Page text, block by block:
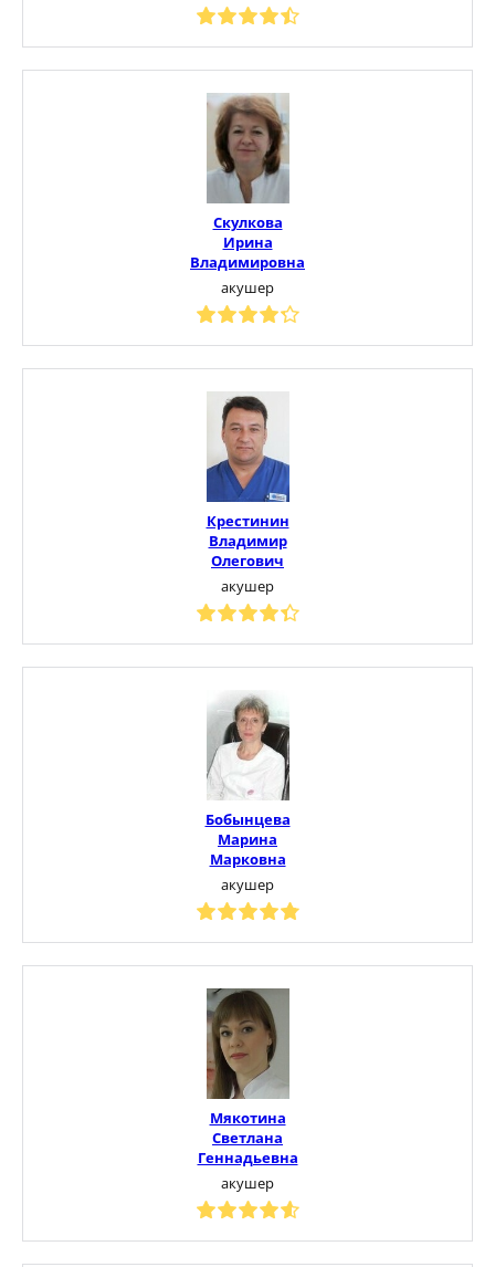
Скулкова
Ирина
Владимировна
акушер
Крестинин
Владимир
Олегович
акушер
Бобынцева
Марина
Марковна
акушер
Мякотина
Светлана
Геннадьевна
акушер